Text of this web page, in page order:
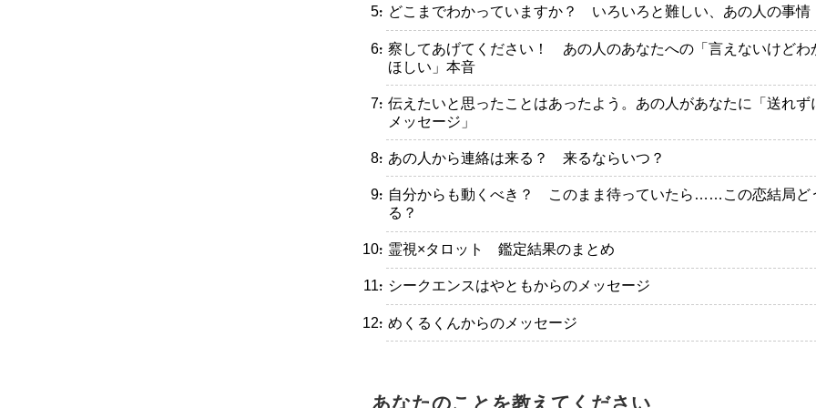
・どこまでわかっていますか？ いろいろと難しい、あの人の事情
・察してあげてください！ あの人のあなたへの「言えないけどわ
ほしい」本音
・伝えたいと思ったことはあったよう。あの人があなたに「送れず
メッセージ」
・あの人から連絡は来る？ 来るならいつ？
・自分からも動くべき？ このまま待っていたら……この恋結局ど
る？
・霊視×タロット 鑑定結果のまとめ
・シークエンスはやともからのメッセージ
・めくるくんからのメッセージ
あなたのことを教えてください